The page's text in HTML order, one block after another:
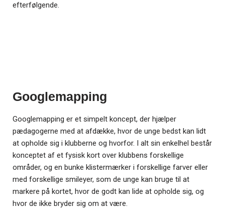
efterfølgende.
Googlemapping
Googlemapping er et simpelt koncept, der hjælper
pædagogerne med at afdække, hvor de unge bedst kan lidt
at opholde sig i klubberne og hvorfor. I alt sin enkelhel består
konceptet af et fysisk kort over klubbens forskellige
områder, og en bunke klistermærker i forskellige farver eller
med forskellige smileyer, som de unge kan bruge til at
markere på kortet, hvor de godt kan lide at opholde sig, og
hvor de ikke bryder sig om at være.